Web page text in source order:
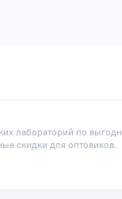
лабораторий по
скидки для оптовиков.